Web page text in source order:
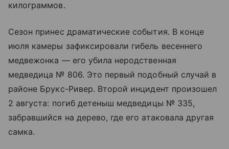
килограммов.
Сезон принес драматические события. В конце
июля камеры зафиксировали гибель весеннего
медвежонка — его убила неродственная
медведица № 806. Это первый подобный случай в
районе Брукс-Ривер. Второй инцидент произошел
2 августа: погиб детеныш медведицы № 335,
забравшийся на дерево, где его атаковала другая
самка.